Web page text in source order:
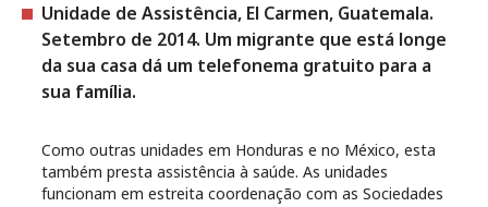
Unidade de Assistência, El Carmen, Guatemala.
Setembro de 2014. Um migrante que está longe
da sua casa dá um telefonema gratuito para a
sua família.
Como outras unidades em Honduras e no México, esta
também presta assistência à saúde. As unidades
funcionam em estreita coordenação com as Sociedades